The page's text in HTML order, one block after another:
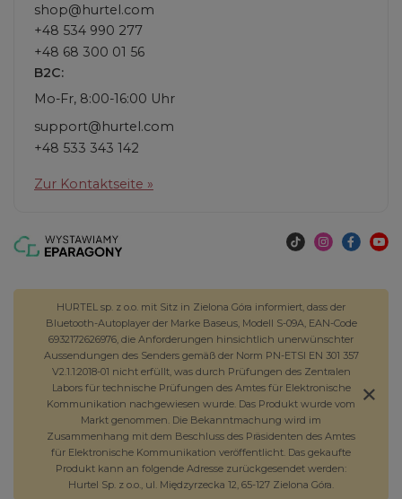
shop@hurtel.com
+48 534 990 277
+48 68 300 01 56
B2C:
Mo-Fr, 8:00-16:00 Uhr
support@hurtel.com
+48 533 343 142
Zur Kontaktseite »
HURTEL sp. z o.o. mit Sitz in Zielona Góra informiert, dass der
Bluetooth-Autoplayer der Marke Baseus, Modell S-09A, EAN-Code
6932172626976, die Anforderungen hinsichtlich unerwünschter
Aussendungen des Senders gemäß der Norm PN-ETSI EN 301 357
V2.1.1:2018-01 nicht erfüllt, was durch Prüfungen des Zentralen
Labors für technische Prüfungen des Amtes für Elektronische
Kommunikation nachgewiesen wurde. Das Produkt wurde vom
Markt genommen. Die Bekanntmachung wird im
Zusammenhang mit dem Beschluss des Präsidenten des Amtes
für Elektronische Kommunikation veröffentlicht. Das gekaufte
Produkt kann an folgende Adresse zurückgesendet werden:
Hurtel Sp. z o.o., ul. Międzyrzecka 12, 65-127 Zielona Góra.